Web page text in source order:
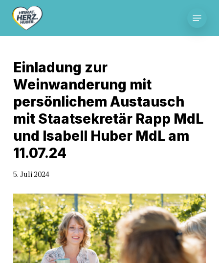
content
Einladung zur
Weinwanderung mit
persönlichem Austausch
mit Staatsekretär Rapp MdL
und Isabell Huber MdL am
11.07.24
5. Juli 2024